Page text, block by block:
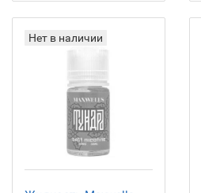
Нет в наличии